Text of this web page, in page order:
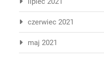
czerwiec 2021
maj 2021